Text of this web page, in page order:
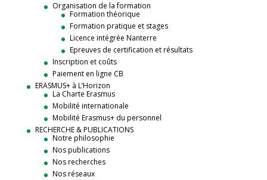
Organisation de la formation
Formation théorique
Formation pratique et stages
Licence intégrée Nanterre
Epreuves de certification et résultats
Inscription et coûts
Paiement en ligne CB
ERASMUS+ à L’Horizon
La Charte Erasmus
Mobilité internationale
Mobilité Erasmus+ du personnel
RECHERCHE & PUBLICATIONS
Notre philosophie
Nos publications
Nos recherches
Nos réseaux